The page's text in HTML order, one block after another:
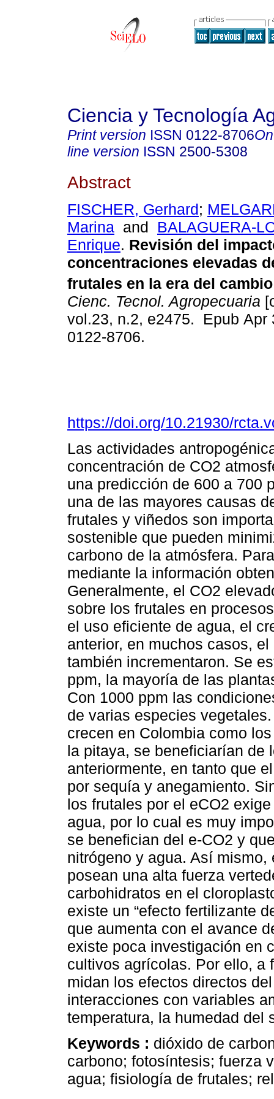
Ciencia y Tecnología
Print version ISSN 0122-8706
line version ISSN 2500-5308
Abstract
FISCHER, Gerhard;
Marina and BALAGUERA-
Enrique. Revisión del
concentraciones elevadas
frutales en la era del
Cienc. Tecnol. Agropecuaria
vol.23, n.2, e2475. Epub Apr
0122-8706.
https://doi.org/10.21930/
Las actividades
concentración de CO2
una predicción de 600 a 700
una de las mayores causas
frutales y viñedos son
sostenible que pueden
carbono de la atmósfera.
mediante la información
Generalmente, el CO2
sobre los frutales en
el uso eficiente de agua, el
anterior, en muchos casos,
también incrementaron. Se
ppm, la mayoría de las
Con 1000 ppm las
de varias especies
crecen en Colombia como
la pitaya, se beneficiarían de
anteriormente, en tanto que
por sequía y anegamiento.
los frutales por el eCO2
agua, por lo cual es muy
se benefician del e-CO2 y
nitrógeno y agua. Así
posean una alta fuerza
carbohidratos en el
existe un “efecto fertilizante
que aumenta con el avance
existe poca investigación en
cultivos agrícolas. Por ello, a
midan los efectos directos
interacciones con variables
temperatura, la humedad del
Keywords : dióxido de
carbono; fotosíntesis; fuerza
agua; fisiología de frutales;